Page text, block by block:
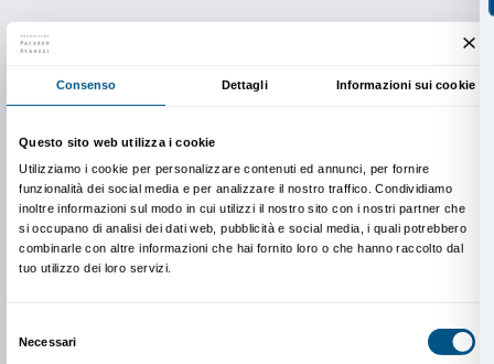
greco e la meditazione cristiana.
Fabrizio Ajello riflette e interviene su modelli
del sacro, della memoria collettiva/individuale e del
spazio pubblico e spazio privato. Nel corso del
reinventato l’utilizzo di tecniche pittoriche, video/
scultoree nell’ambito di processi installativi e
dare all’esperienza artistica una dimensione sociale.
Il progetto è realizzato grazie alla collaborazione di: